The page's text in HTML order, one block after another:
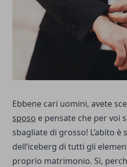
Ebbene cari uomini, avete
sposo e pensate che per voi
sbagliate di grosso! L’abito è
dell’iceberg di tutti gli
proprio matrimonio. Sì,